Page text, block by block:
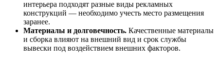
интерьера подходят разные виды рекламных
конструкций — необходимо учесть место размещения
заранее.
Материалы и долговечность. Качественные материалы
и сборка влияют на внешний вид и срок службы
вывески под воздействием внешних факторов.